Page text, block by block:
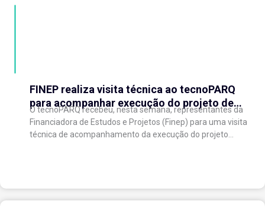
FINEP realiza visita técnica ao tecnoPARQ
para acompanhar execução do projeto de
expansão do Parque Tecnológico
O tecnoPARQ recebeu, nesta semana, representantes da
Financiadora de Estudos e Projetos (Finep) para uma visita
técnica de acompanhamento da execução do projeto